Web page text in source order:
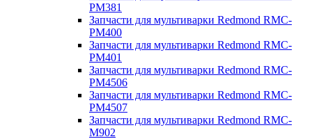
PM381
Запчасти для мультиварки Redmond RMC-
PM400
Запчасти для мультиварки Redmond RMC-
PM401
Запчасти для мультиварки Redmond RMC-
PM4506
Запчасти для мультиварки Redmond RMC-
PM4507
Запчасти для мультиварки Redmond RMC-
M902